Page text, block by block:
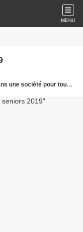
MENU
pour tous les âges